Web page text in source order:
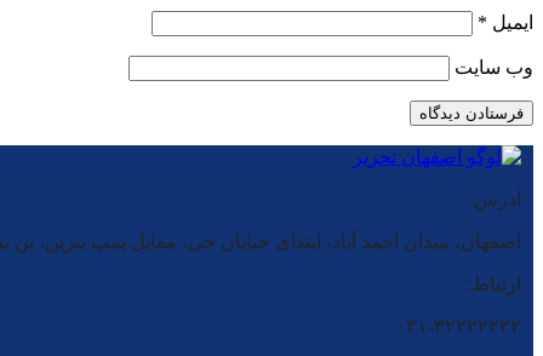
ایمیل *
وب‌ سایت
آدرس:
اصفهان، میدان احمد آباد، ابتدای خیابان جی، مقابل پمپ بنزین، بن بست شماره ۲، فروشگاه
ارتباط:
۰۳۱-۳۲۲۲۲۲۲۲